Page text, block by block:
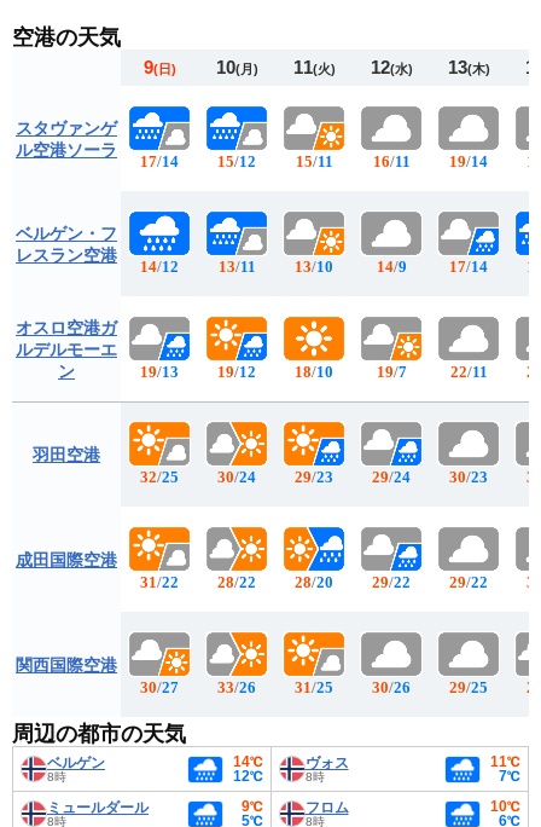
空港の天気
スタヴァンゲ
ル空港ソーラ
ベルゲン・フ
レスラン空港
オスロ空港ガ
ルデルモーエ
ン
羽田空港
成田国際空港
関西国際空港
9(日)
17/14
14/12
19/13
32/25
31/22
30/27
10(月)
15/12
13/11
19/12
30/24
28/22
33/26
11(火)
15/11
13/10
18/10
29/23
28/20
31/25
12(水)
16/11
14/9
19/7
29/24
29/22
30/26
13(木)
19/14
17/14
22/11
30/23
29/22
29/25
周辺の都市の天気
ベルゲン
8時
14℃
12℃
ヴォス
8時
11℃
7℃
ミュールダール
8時
9℃
5℃
フロム
8時
10℃
6℃